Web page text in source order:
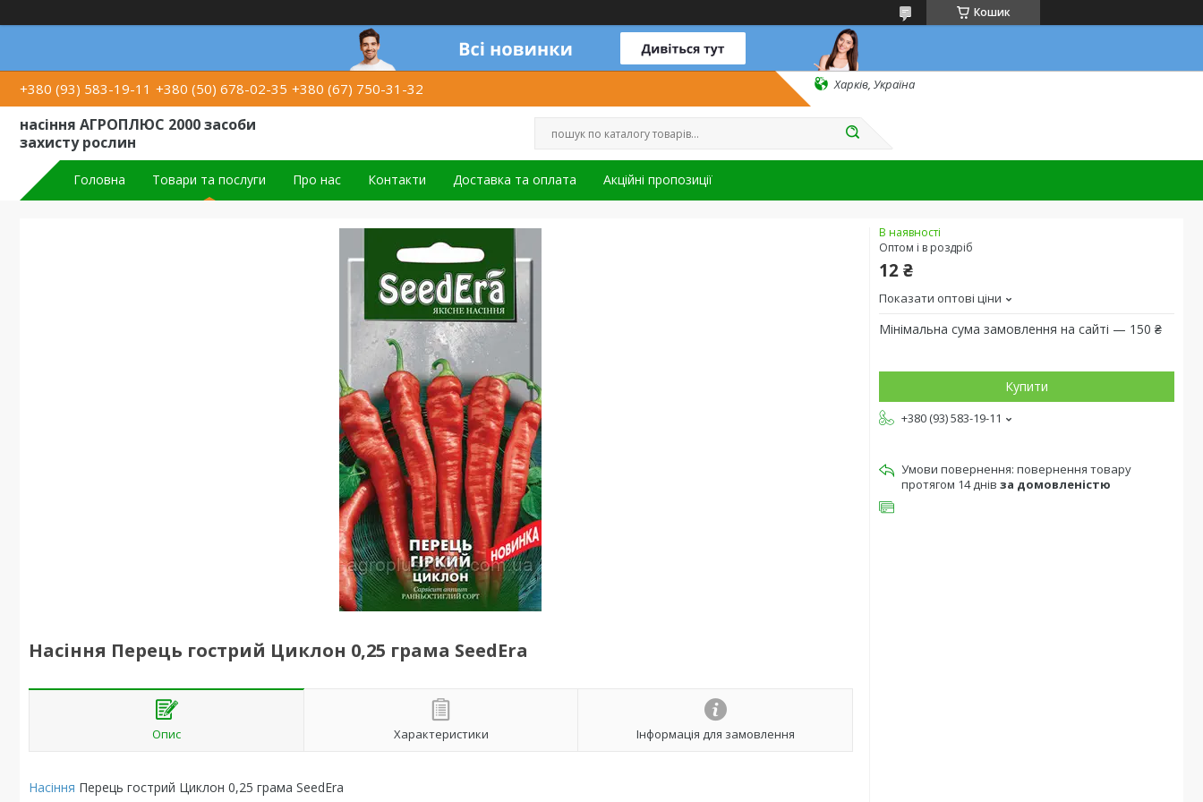
Кошик
+380 (93) 583-19-11 +380 (50) 678-02-35 +380 (67) 750-31-32 Харків, Україна
насіння АГРОПЛЮС 2000 засоби
захисту рослин
Головна Товари та послуги Про нас Контакти Доставка та оплата Акційні пропозиції
Насіння Перець гострий Циклон 0,25 грама SeedEra
Опис Характеристики Інформація для замовлення
Насіння Перець гострий Циклон 0,25 грама SeedEra
В наявності
Оптом і в роздріб
12 ₴
Показати оптові ціни
Мінімальна сума замовлення на сайті — 150 ₴
Купити
+380 (93) 583-19-11
повернення товару
протягом 14 днів за домовленістю